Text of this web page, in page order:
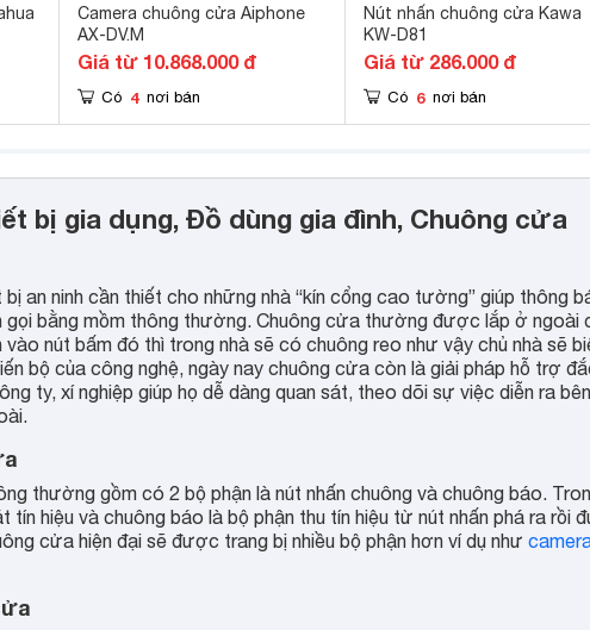
Camera chuông cửa Aiphone
AX-DV.M
Giá từ 10.868.000 đ
Có 4 nơi bán
Nút nhấn chuông cửa Kawa
KW-D81
Giá từ 286.000 đ
Có 6 nơi bán
bị gia dụng, Đồ dùng gia đình, Chuông cửa
an ninh cần thiết cho những nhà “kín cổng cao tường” giúp thông
bằng mồm thông thường. Chuông cửa thường được lắp ở ngoài
vào nút bấm đó thì trong nhà sẽ có chuông reo như vậy chủ nhà sẽ
bộ của công nghệ, ngày nay chuông cửa còn là giải pháp hỗ trợ
ty, xí nghiệp giúp họ dễ dàng quan sát, theo dõi sự việc diễn ra
thường gồm có 2 bộ phận là nút nhấn chuông và chuông báo.
tín hiệu và chuông báo là bộ phận thu tín hiệu từ nút nhấn phá ra rồi
cửa hiện đại sẽ được trang bị nhiều bộ phận hơn ví dụ như